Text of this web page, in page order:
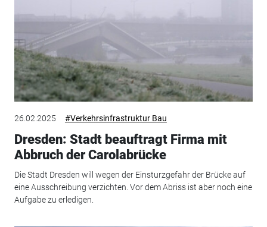
26.02.2025 #Verkehrsinfrastruktur Bau
Dresden: Stadt beauftragt Firma mit
Abbruch der Carolabrücke
Die Stadt Dresden will wegen der Einsturzgefahr der Brücke auf
eine Ausschreibung verzichten. Vor dem Abriss ist aber noch eine
Aufgabe zu erledigen.